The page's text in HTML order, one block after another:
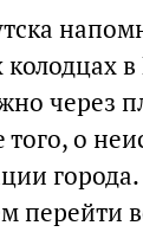
через
о
перейти